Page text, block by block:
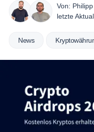
Von:
letzte
News